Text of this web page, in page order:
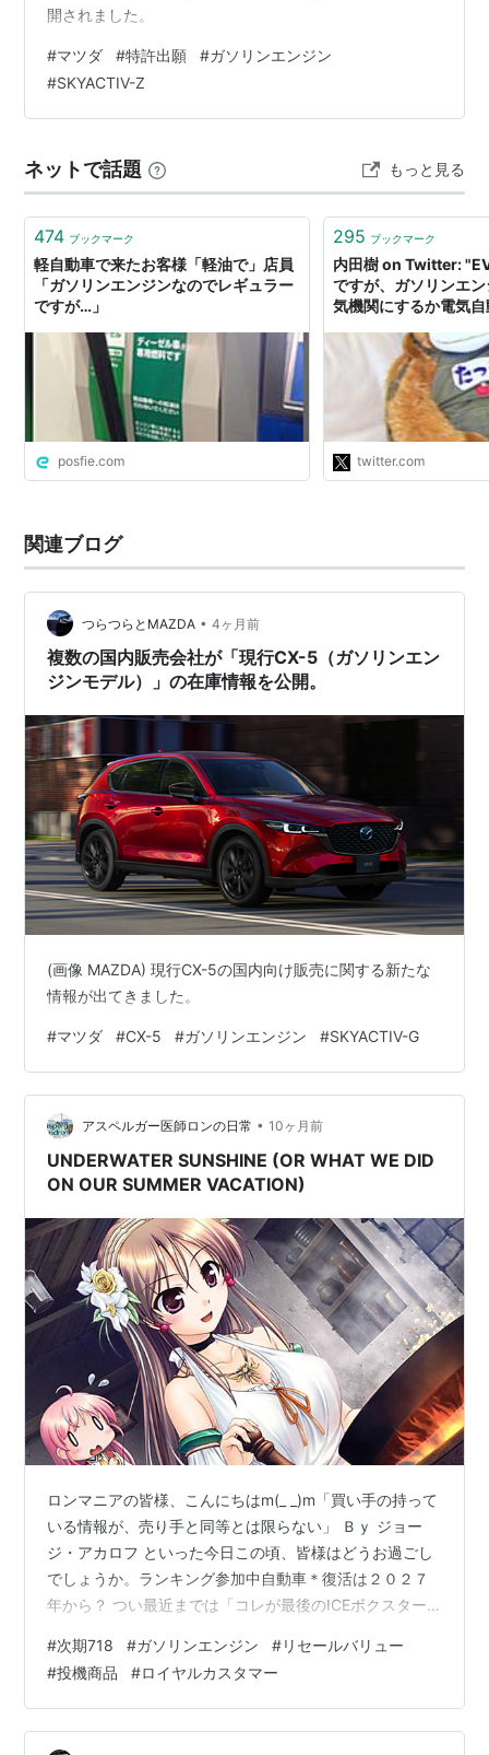
開されました。
#マツダ #特許出願 #ガソリンエンジン
#SKYACTIV-Z
ネットで話題 もっと見る
474 ブックマーク
軽自動車で来たお客様「軽油で」店員
「ガソリンエンジンなのでレギュラー
ですが…」
posfie.com
295 ブックマーク
内田樹 on Twitter:
ですが、ガソリンエ
気機関にするか電気
じめの話でした。さ
の車でレースをした
速かったことがガソ
った理由とされてい
の理由は"
twitter.com
関連ブログ
つらつらとMAZDA • 4ヶ月前
複数の国内販売会社が「現行CX-5（ガソリンエン
ジンモデル）」の在庫情報を公開。
(画像 MAZDA) 現行CX-5の国内向け販売に関する新たな
情報が出てきました。
#マツダ #CX-5 #ガソリンエンジン #SKYACTIV-G
アスペルガー医師ロンの日常 • 10ヶ月前
UNDERWATER SUNSHINE (OR WHAT WE DID
ON OUR SUMMER VACATION)
ロンマニアの皆様、こんにちはm(_ _)m「買い手の持って
いる情報が、売り手と同等とは限らない」 Ｂｙ ジョー
ジ・アカロフ といった今日この頃、皆様はどうお過ごし
でしょうか。ランキング参加中自動車＊復活は２０２７
年から？ つい最近までは「コレが最後のICEボクスター
とかになってて、特にGT4RSやスパイダーRSといった役
物がアホみたいに高騰してた718であるが、ココに来て
【やっぱEVだけじゃアカンから次期718はICE版も作るわ
(*￣∇￣*)】ってなって界隈が大騒ぎになってるのであ
#次期718 #ガソリンエンジン #リセールバリュー
#投機商品 #ロイヤルカスタマー